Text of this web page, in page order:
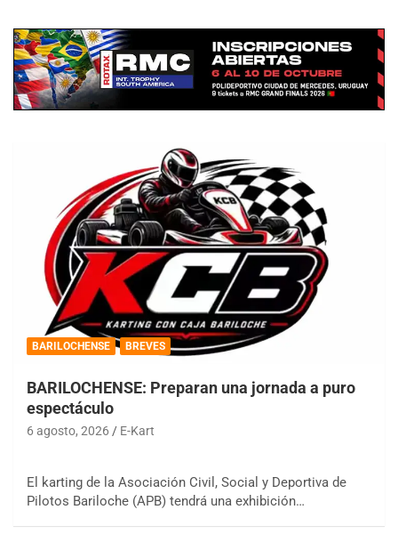
BARILOCHENSE BREVES
BARILOCHENSE: Preparan una jornada a puro
espectáculo
6 agosto, 2026 E-Kart
El karting de la Asociación Civil, Social y Deportiva de
Pilotos Bariloche (APB) tendrá una exhibición…